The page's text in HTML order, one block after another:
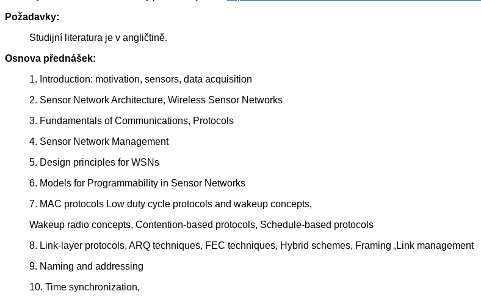
Požadavky:
Studijní literatura je v angličtině.
Osnova přednášek:
1. Introduction: motivation, sensors, data acquisition
2. Sensor Network Architecture, Wireless Sensor Networks
3. Fundamentals of Communications, Protocols
4. Sensor Network Management
5. Design principles for WSNs
6. Models for Programmability in Sensor Networks
7. MAC protocols Low duty cycle protocols and wakeup concepts,
Wakeup radio concepts, Contention-based protocols, Schedule-based protocols
8. Link-layer protocols, ARQ techniques, FEC techniques, Hybrid schemes, Framing ,Link management
9. Naming and addressing
10. Time synchronization,